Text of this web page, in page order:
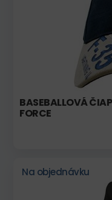
BASEBALLOVÁ
FORCE
Na objednávku